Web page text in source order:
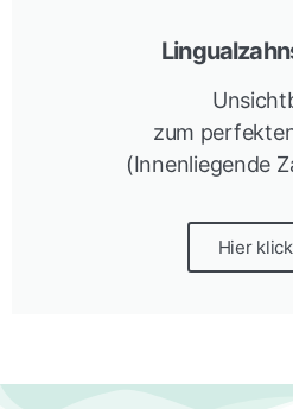
zum
(Innenliegende
Hier